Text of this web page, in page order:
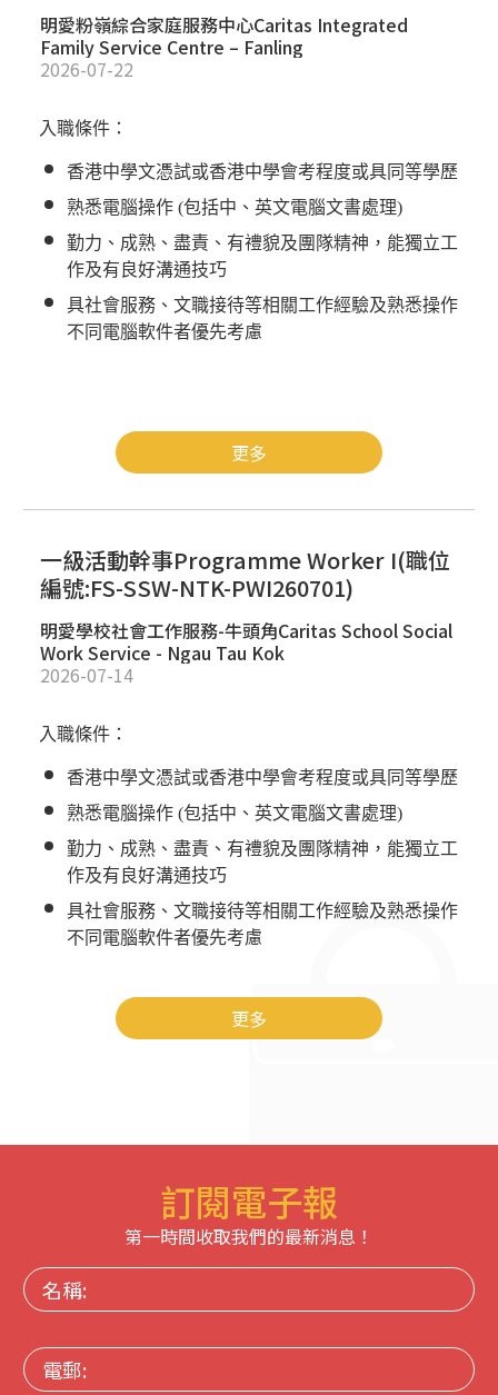
明愛粉嶺綜合家庭服務中心Caritas Integrated
Family Service Centre – Fanling
2026-07-22
入職條件：
香港中學文憑試或香港中學會考程度或具同等學歷
熟悉電腦操作(包括中、英文電腦文書處理)
勤力、成熟、盡責、有禮貌及團隊精神，能獨立工
作及有良好溝通技巧
具社會服務、 文職接待等相關工作經驗及熟悉操作
不同電腦軟件者優先考慮
更多
一級活動幹事Programme Worker I(職位
編號:FS-SSW-NTK-PWI260701)
明愛學校社會工作服務-牛頭角Caritas School Social
Work Service - Ngau Tau Kok
2026-07-14
入職條件：
香港中學文憑試或香港中學會考程度或具同等學歷
熟悉電腦操作(包括中、英文電腦文書處理)
勤力、成熟、盡責、有禮貌及團隊精神，能獨立工
作及有良好溝通技巧
具社會服務、 文職接待等相關工作經驗及熟悉操作
不同電腦軟件者優先考慮
更多
訂閱電子報
第一時間收取我們的最新消息！
名
稱:
電
郵: